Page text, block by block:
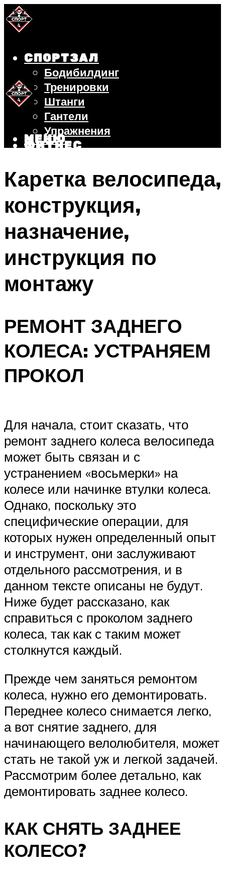
СПОРТЗАЛ
Бодибилдинг
Тренировки
Штанги
Гантели
Упражнения
ФИТНЕС
ВЕЛОСИПЕД
ПОХУДЕНИЕ
МЕНЮ
МЕНЮ
Каретка велосипеда,
конструкция,
назначение,
инструкция по
монтажу
РЕМОНТ ЗАДНЕГО
КОЛЕСА: УСТРАНЯЕМ
ПРОКОЛ
Для начала, стоит сказать, что
ремонт заднего колеса велосипеда
может быть связан и с
устранением «восьмерки» на
колесе или начинке втулки колеса.
Однако, поскольку это
специфические операции, для
которых нужен определенный опыт
и инструмент, они заслуживают
отдельного рассмотрения, и в
данном тексте описаны не будут.
Ниже будет рассказано, как
справиться с проколом заднего
колеса, так как с таким может
столкнутся каждый.
Прежде чем заняться ремонтом
колеса, нужно его демонтировать.
Переднее колесо снимается легко,
а вот снятие заднего, для
начинающего велолюбителя, может
стать не такой уж и легкой задачей.
Рассмотрим более детально, как
демонтировать заднее колесо.
КАК СНЯТЬ ЗАДНЕЕ
КОЛЕСО?